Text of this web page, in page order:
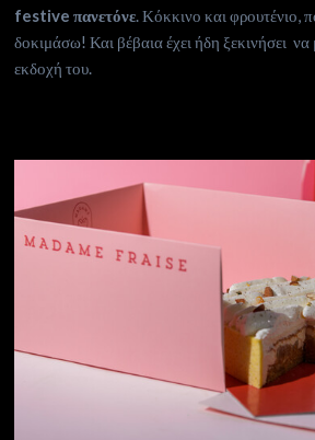
festive πανετόνε. Κόκκινο και φρουτένιο,
δοκιμάσω! Και βέβαια έχει ήδη ξεκινήσει
εκδοχή του.